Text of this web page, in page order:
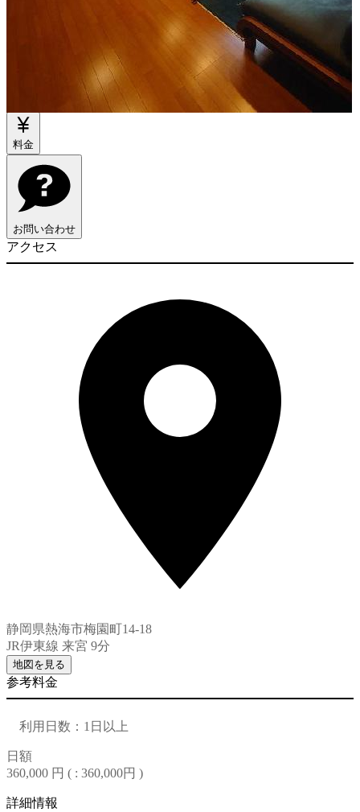
料金
お問い合わせ
アクセス
静岡県熱海市梅園町14-18
JR伊東線 来宮 9分
地図を見る
参考料金
利用日数：1日以上
日額
360,000 円 ( : 360,000円 )
詳細情報